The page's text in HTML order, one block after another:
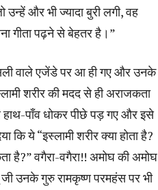
और भी ज्यादा बुरी लगी, वह
गीता पढ़ने से बेहतर है।”
वाले एजेंडे पर आ ही गए और उनके
शरीर की मदद से ही अराजकता
पाँव धोकर पीछे पड़ गए और इसे
ये “इस्लामी शरीर क्या होता है?
है?” वगैरा-वगैरा!! अमोघ की अमोघ
उनके गुरु रामकृष्ण परमहंस पर भी